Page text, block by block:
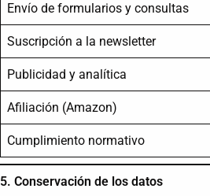
Envío de formularios y consultas
Suscripción a la newsletter
Publicidad y analítica
Afiliación (Amazon)
Cumplimiento normativo
5. Conservación de los datos